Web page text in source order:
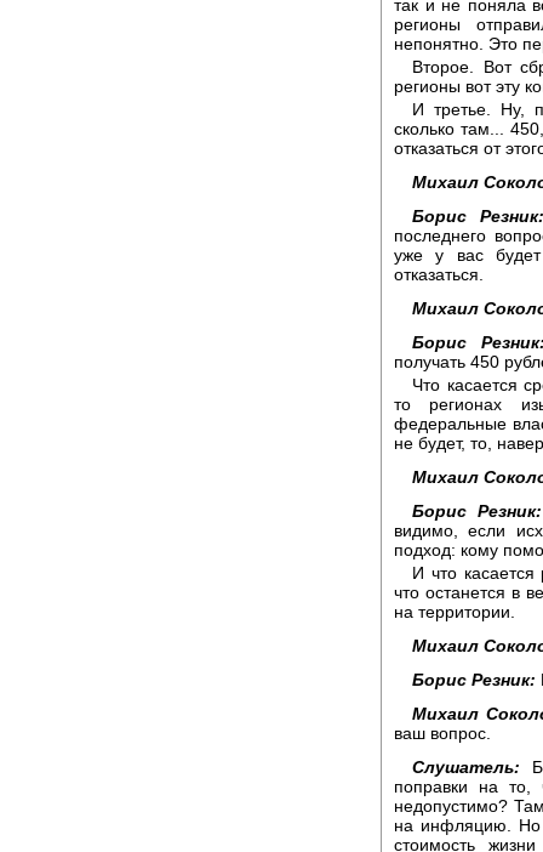
так и не поняла
регионы
непонятно. Это
Второе. Вот
регионы вот эту
И третье. Ну,
сколько там...
отказаться от
Михаил
Борис Резник:
последнего
уже у вас
отказаться.
Михаил
Борис
получать 450
Что касается
то регионах
федеральные
не будет, то,
Михаил
Борис Резник:
видимо, если
подход: кому
И что
что останется в
на территории.
Михаил
Борис Резник:
Михаил
ваш вопрос.
Слушатель:
поправки на то,
недопустимо?
на инфляцию. Но
стоимость